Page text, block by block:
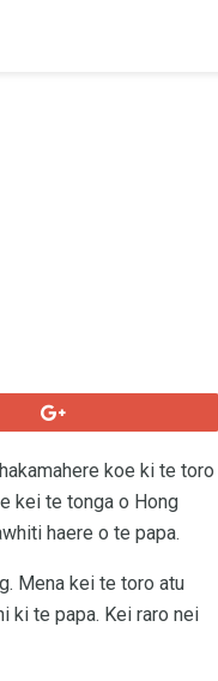
koe ki te toro
kei te tonga o Hong
haere o te papa.
Mena kei te toro atu
ki te papa. Kei raro nei